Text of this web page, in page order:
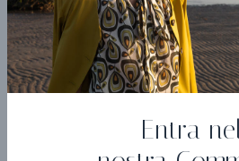
Entra
€ 289,00